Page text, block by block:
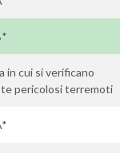
in cui si verificano
pericolosi terremoti